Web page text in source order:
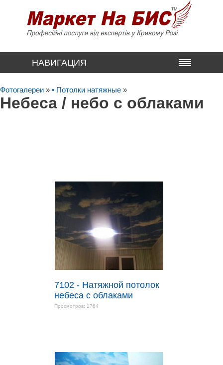
НАВИГАЦИЯ
Фотогалереи » • Потолки натяжные »
Небеса / небо с облаками
7102 - Натяжной потолок
небеса с облаками
Просмотров: 1764